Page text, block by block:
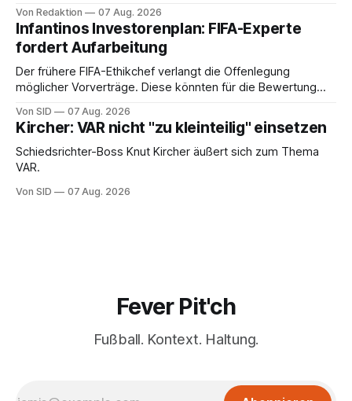
Von Redaktion 07 Aug. 2026
Infantinos Investorenplan: FIFA-Experte
fordert Aufarbeitung
Der frühere FIFA-Ethikchef verlangt die Offenlegung
möglicher Vorverträge. Diese könnten für die Bewertung
Von SID 07 Aug. 2026
Kircher: VAR nicht "zu kleinteilig" einsetzen
Schiedsrichter-Boss Knut Kircher äußert sich zum Thema
VAR.
Von SID 07 Aug. 2026
Fever Pit'ch
Fußball. Kontext. Haltung.